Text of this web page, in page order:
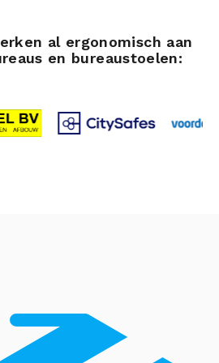
al ergonomisch aan
en bureaustoelen: